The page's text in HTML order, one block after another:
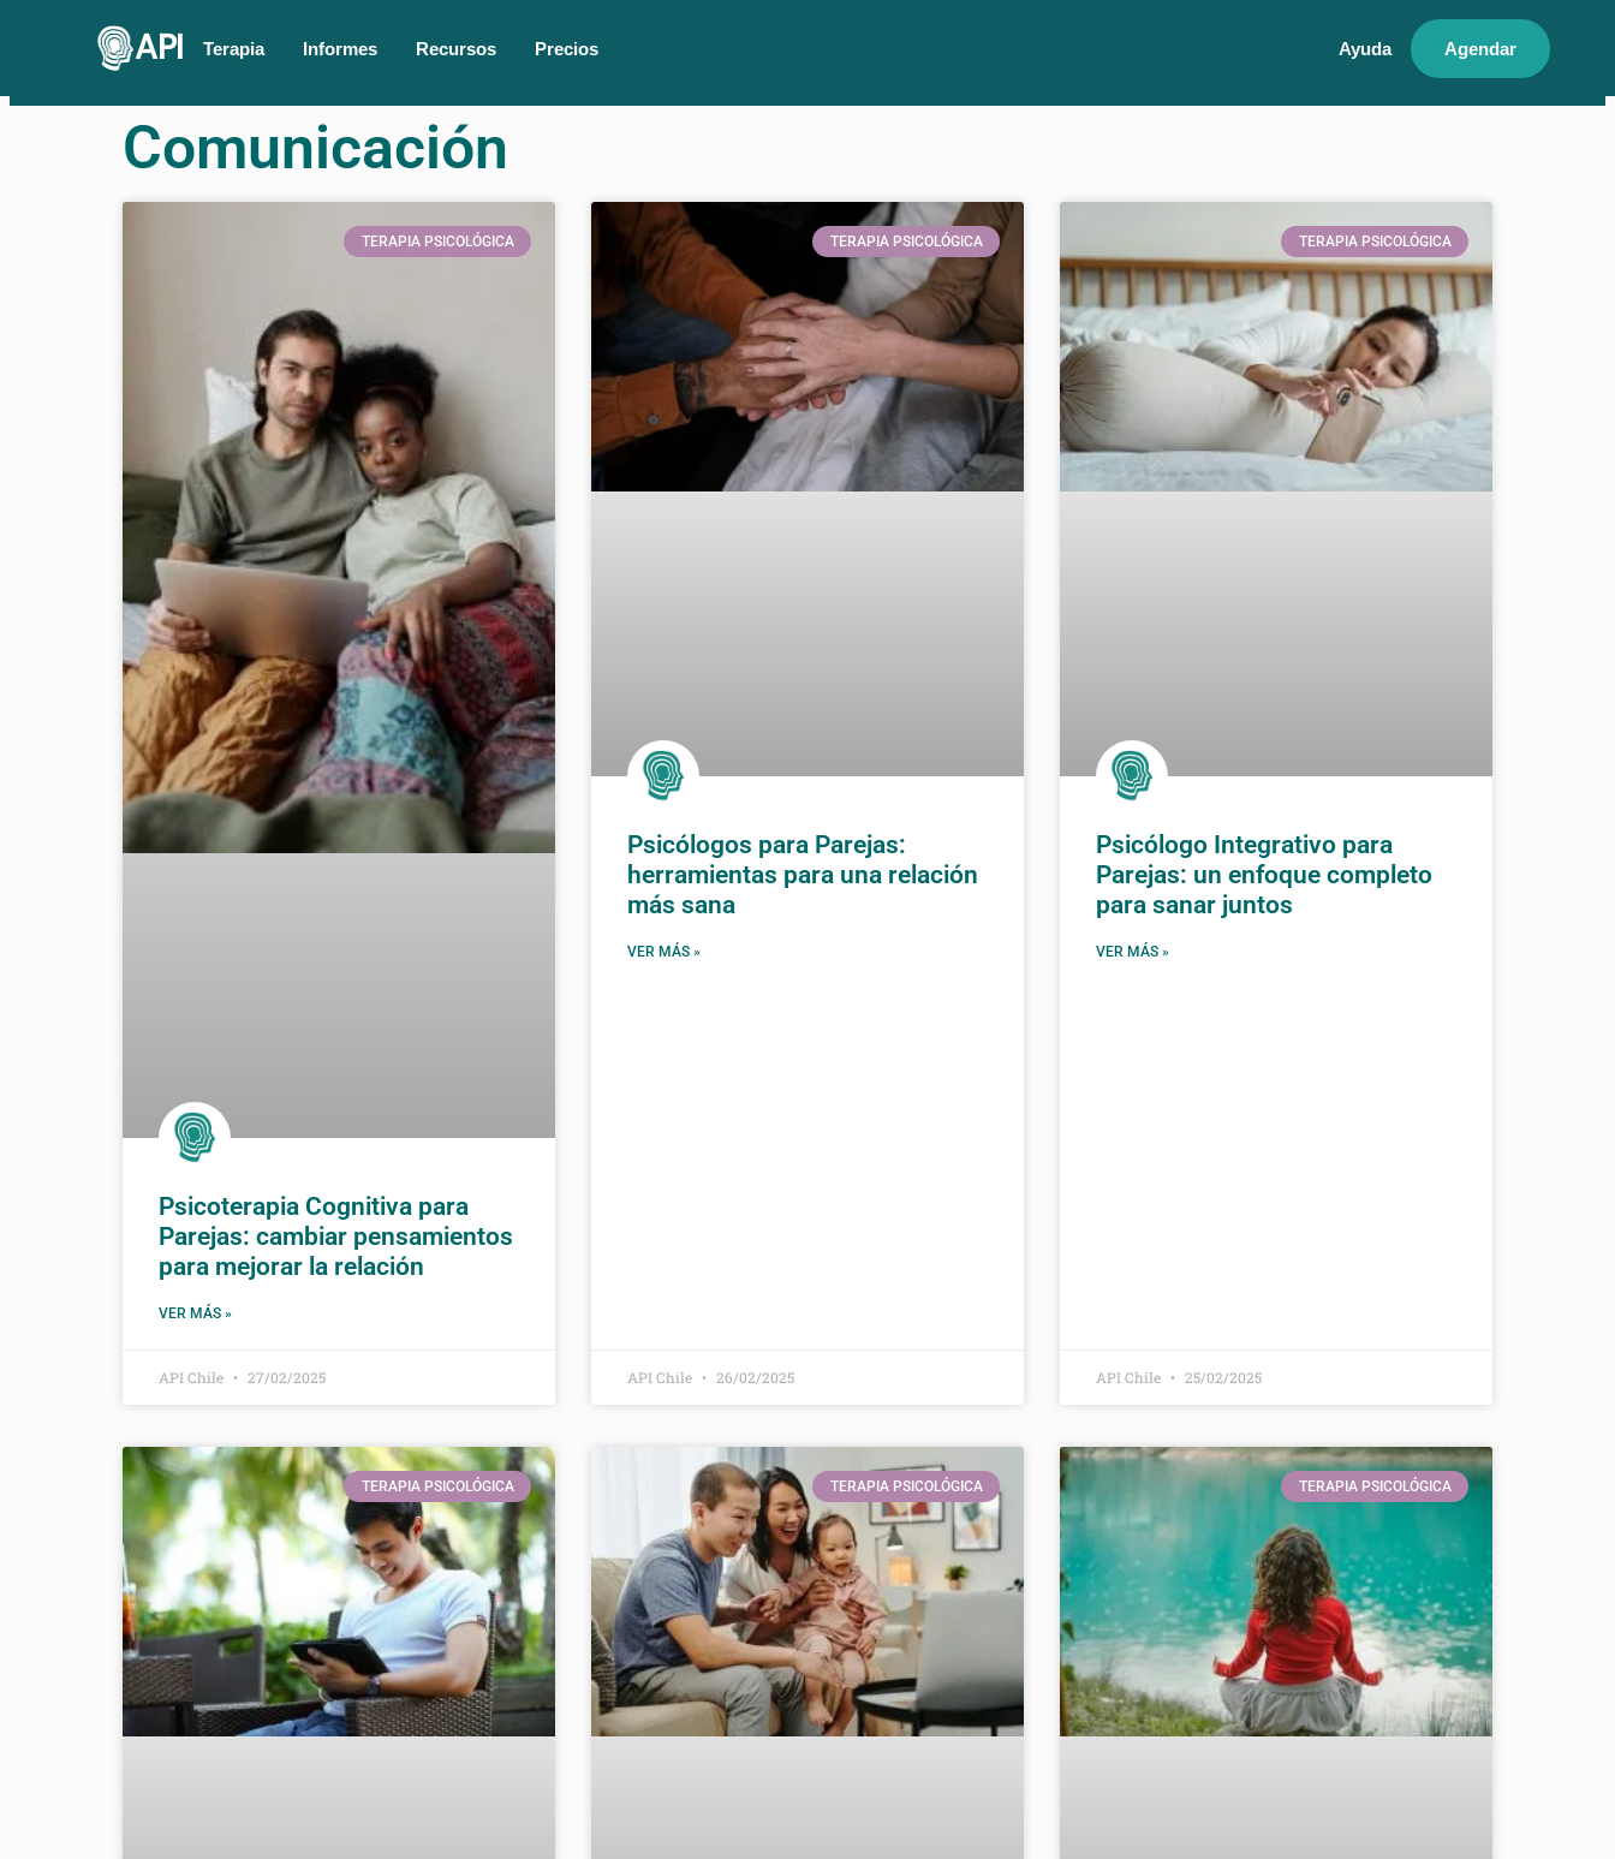
API Terapia Informes Recursos Precios Ayuda Agendar
Comunicación
TERAPIA PSICOLÓGICA
Psicoterapia Cognitiva para
Parejas: cambiar pensamientos
para mejorar la relación
VER MÁS »
API Chile 27/02/2025
TERAPIA PSICOLÓGICA
Psicólogos para Parejas:
herramientas para una relación
más sana
VER MÁS »
API Chile 26/02/2025
TERAPIA PSICOLÓGICA
Psicólogo Integrativo para
Parejas: un enfoque completo
para sanar juntos
VER MÁS »
API Chile 25/02/2025
TERAPIA PSICOLÓGICA TERAPIA PSICOLÓGICA TERAPIA PSICOLÓGICA